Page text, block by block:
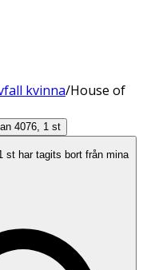
kvinna/House of
st har tagits bort från mina